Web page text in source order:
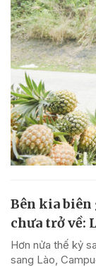
Bên kia
chưa trở về:
Hơn nửa thế kỷ
sang Lào,